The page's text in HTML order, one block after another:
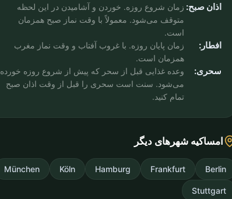
اذان صبح: زمان شروع روزه. خوردن و آشامیدن در این لحظه
متوقف می‌شود. معمولاً با وقت نماز صبح همزمان
است.
افطار:
زمان پایان روزه. با غروب آفتاب و وقت نماز مغرب
همزمان است.
سحری:
وعده غذایی قبل از سحر که پیش از شروع روزه خورده
می‌شود. سنت است سحری را قبل از وقت اذان صبح
تمام کنید.
امساکیه شهرهای دیگر
Berlin
Frankfurt
Hamburg
Köln
München
Stuttgart